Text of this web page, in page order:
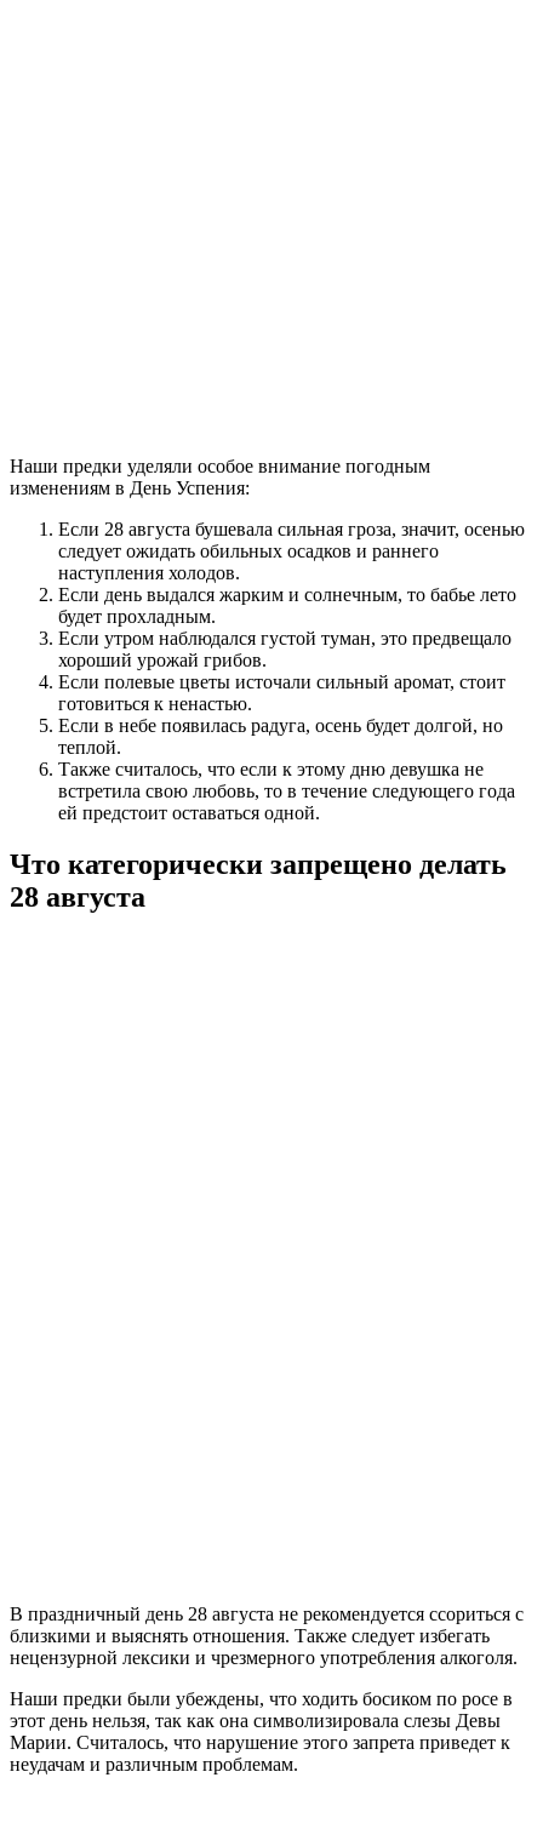
Наши предки уделяли особое внимание погодным
изменениям в День Успения:
Если 28 августа бушевала сильная гроза, значит, осенью
следует ожидать обильных осадков и раннего
наступления холодов.
Если день выдался жарким и солнечным, то бабье лето
будет прохладным.
Если утром наблюдался густой туман, это предвещало
хороший урожай грибов.
Если полевые цветы источали сильный аромат, стоит
готовиться к ненастью.
Если в небе появилась радуга, осень будет долгой, но
теплой.
Также считалось, что если к этому дню девушка не
встретила свою любовь, то в течение следующего года
ей предстоит оставаться одной.
Что категорически запрещено делать
28 августа
В праздничный день 28 августа не рекомендуется ссориться с
близкими и выяснять отношения. Также следует избегать
нецензурной лексики и чрезмерного употребления алкоголя.
Наши предки были убеждены, что ходить босиком по росе в
этот день нельзя, так как она символизировала слезы Девы
Марии. Считалось, что нарушение этого запрета приведет к
неудачам и различным проблемам.